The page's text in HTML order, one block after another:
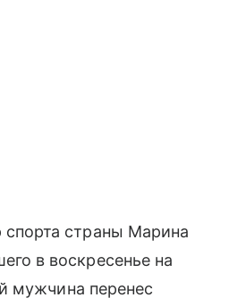
страны Марина
в воскресенье на
мужчина перенес